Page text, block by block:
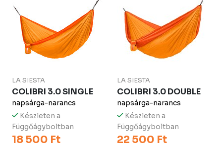
LA SIESTA
COLIBRI 3.0 SINGLE
napsárga-narancs
Készleten a
Függőágyboltban
18 500 Ft
LA SIESTA
COLIBRI 3.0 DOUBLE
napsárga-narancs
Készleten a
Függőágyboltban
22 500 Ft